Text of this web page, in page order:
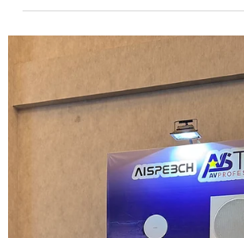
21 thg 4
AV CONNECT 5: Mở Ra
Cho Giải Pháp Hội Nghị
Cùng AVSTEK
Sự kiện AV CONNECT lần thứ 5 đã
những dấu ấn đậm nét trong cộng đồng
Đối với đội ngũ AVSTEK VN, đây
lãm đơn thuần, mà là hành trình kết
những nhu cầu thực tế từ Quý Đối tác và
nhấn công nghệ tại gian hàng AVSTEK
diễn ra sự kiện, gian hàng của AVSTEK